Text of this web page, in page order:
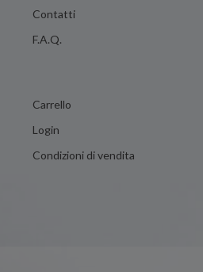
Contatti
F.A.Q.
Carrello
Login
Condizioni di vendita